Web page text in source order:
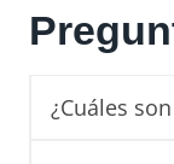
¿Cuáles